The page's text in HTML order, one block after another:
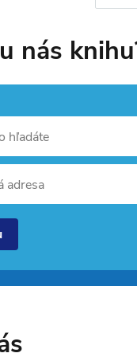
nás
hľadáte
adresa